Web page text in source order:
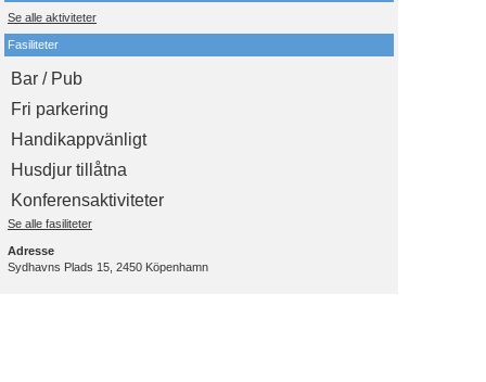
Se alle aktiviteter
Fasiliteter
Bar / Pub
Fri parkering
Handikappvänligt
Husdjur tillåtna
Konferensaktiviteter
Se alle fasiliteter
Adresse
Sydhavns Plads 15, 2450 Köpenhamn